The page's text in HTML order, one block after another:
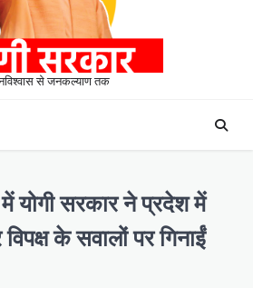
से जनकल्याण तक
योगी सरकार ने प्रदेश में
के सवालों पर गिनाईं